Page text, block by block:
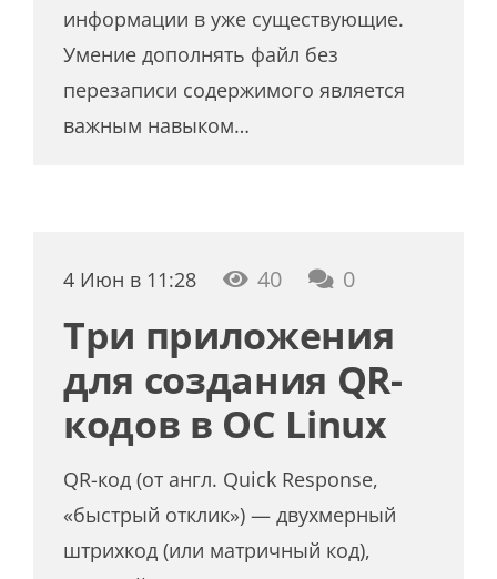
информации в уже существующие.
Умение дополнять файл без
перезаписи содержимого является
важным навыком…
4 Июн в 11:28 40 0
Три приложения
для создания QR-
кодов в ОС Linux
QR-код (от англ. Quick Response,
«быстрый отклик») — двухмерный
штрихкод (или матричный код),